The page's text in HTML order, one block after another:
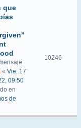
que
« Vie, 17
09:50
en
de
10246